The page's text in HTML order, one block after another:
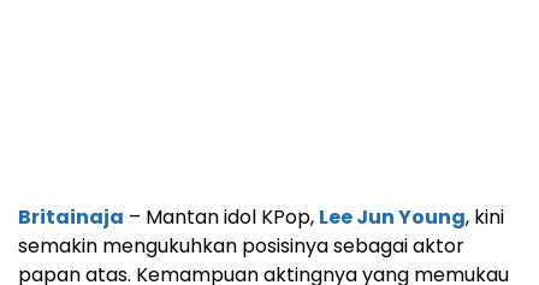
Britainaja – Mantan idol KPop, Lee Jun Young, kini
semakin mengukuhkan posisinya sebagai aktor
papan atas. Kemampuan aktingnya yang memukau